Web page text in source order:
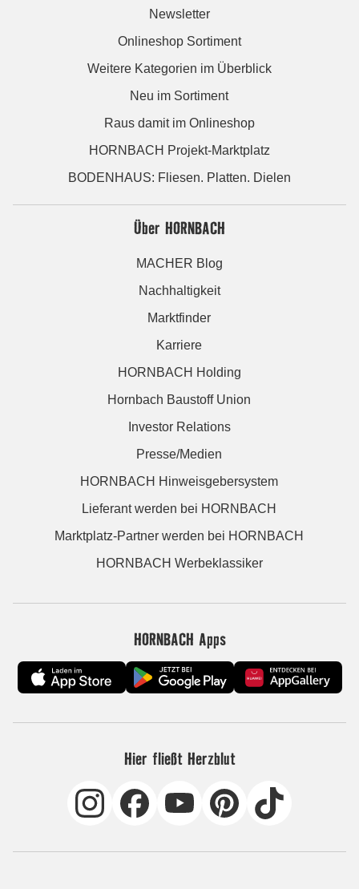
Newsletter
Onlineshop Sortiment
Weitere Kategorien im Überblick
Neu im Sortiment
Raus damit im Onlineshop
HORNBACH Projekt-Marktplatz
BODENHAUS: Fliesen. Platten. Dielen
Über HORNBACH
MACHER Blog
Nachhaltigkeit
Marktfinder
Karriere
HORNBACH Holding
Hornbach Baustoff Union
Investor Relations
Presse/Medien
HORNBACH Hinweisgebersystem
Lieferant werden bei HORNBACH
Marktplatz-Partner werden bei HORNBACH
HORNBACH Werbeklassiker
HORNBACH Apps
Hier fließt Herzblut